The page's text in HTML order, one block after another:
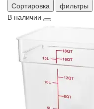
Сортировка
фильтры
В наличии